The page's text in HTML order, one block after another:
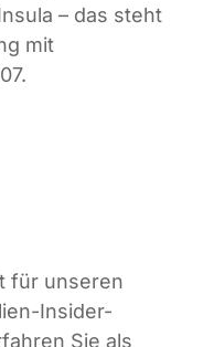
– das steht
mit
für unseren
Insider-
Sie als